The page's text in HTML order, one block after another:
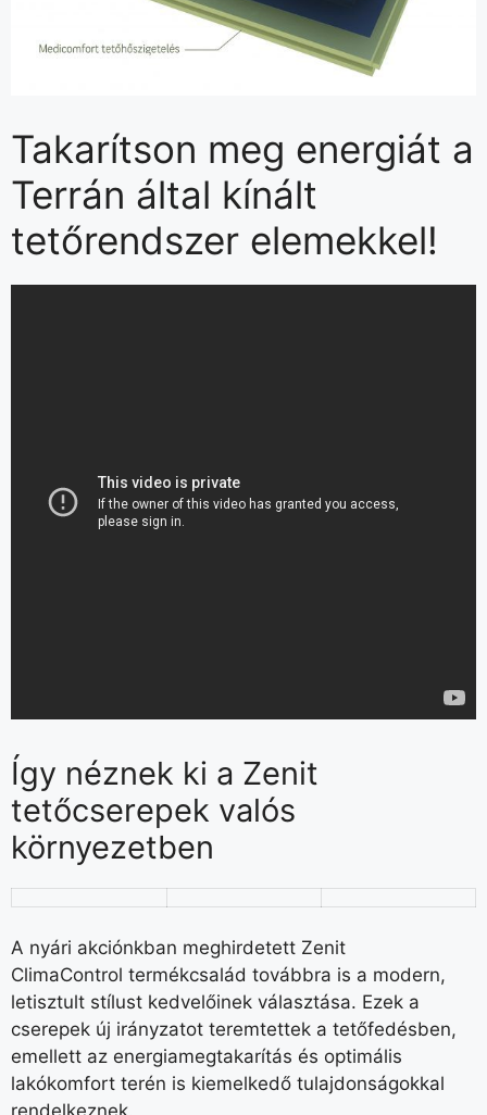
Takarítson meg energiát a
Terrán által kínált
tetőrendszer elemekkel!
Így néznek ki a Zenit
tetőcserepek valós
környezetben
A nyári akciónkban meghirdetett Zenit
ClimaControl termékcsalád továbbra is a modern,
letisztult stílust kedvelőinek választása. Ezek a
cserepek új irányzatot teremtettek a tetőfedésben,
emellett az energiamegtakarítás és optimális
lakókomfort terén is kiemelkedő tulajdonságokkal